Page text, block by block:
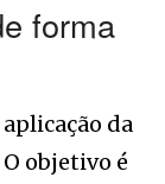
forma
da
objetivo é